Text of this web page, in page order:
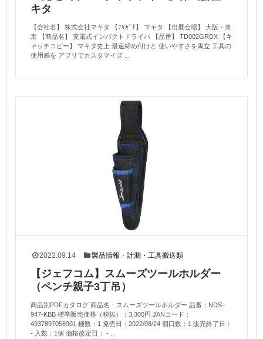
キタ
【会社名】 株式会社マキタ 【ﾌﾘｶﾞﾅ】 マキタ 【出展会場】 大阪・東
京 【商品名】 充電式インパクトドライバ 【品番】 TD002GRDX 【キ
ャッチコピー】 マキタ史上 最速締め付けと 使いやすさを両立 工具の
使用感を アプリでカスタマイズ ...
2022.09.14 製品情報 ・計測・工具搬送類
【ジェフコム】スムーズツールホルダー
（ペンチ親子3丁吊）
商品別PDFカタログ 商品名：スムーズツールホルダー 品番：NDS-
947-KBB 標準販売価格（税抜）：3,300円 JANコード：
4937897056901 梱数：1 発売日：2022/08/24 個口数：1 販売終了日：
- 入数：1個 価格改定日： - ...